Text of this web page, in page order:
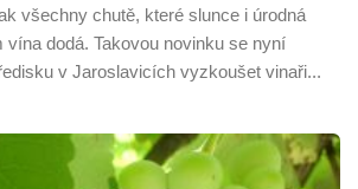
všechny chutě, které slunce i úrodná
vína dodá. Takovou novinku se nyní
v Jaroslavicích vyzkoušet vinaři...